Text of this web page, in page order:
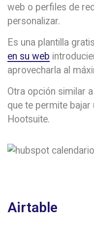
web o perfiles de
personalizar.
Es una plantilla
en su web
aprovecharla al
Otra opción similar
que te permite bajar
Hootsuite.
Airtable